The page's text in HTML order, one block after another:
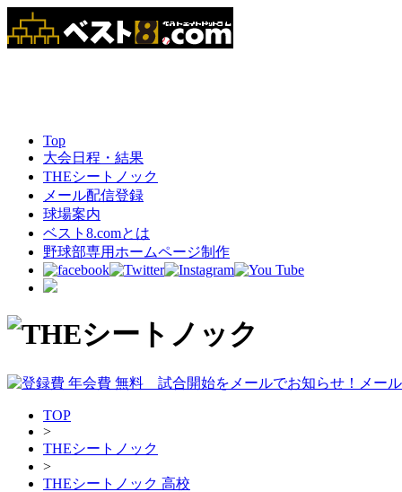
Top
大会日程・結果
THEシートノック
メール配信登録
球場案内
ベスト8.comとは
野球部専用ホームページ制作
TOP
>
THEシートノック
>
THEシートノック 高校